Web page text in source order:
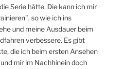
Serie hätte. Die kann ich mir
so wie ich ins
und meine Ausdauer beim
verbessere. Es gibt
die ich beim ersten Ansehen
mir im Nachhinein doch